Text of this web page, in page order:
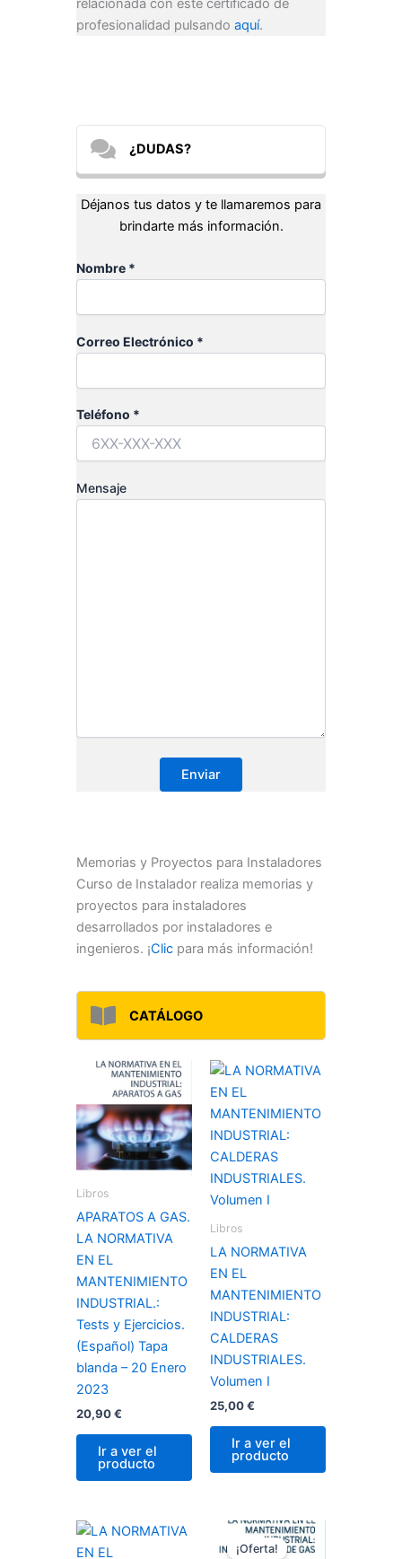
profesionalidad pulsando aquí.
¿DUDAS?
Déjanos tus datos y te llamaremos para
brindarte más información.
Nombre *
Correo Electrónico *
Teléfono *
Mensaje
Memorias y Proyectos para Instaladores
Curso de Instalador realiza memorias y
proyectos para instaladores
desarrollados por instaladores e
ingenieros. ¡Clic para más información!
CATÁLOGO
Libros
APARATOS A GAS.
LA NORMATIVA
EN EL
MANTENIMIENTO
INDUSTRIAL.:
Tests y Ejercicios.
(Español) Tapa
blanda – 20 Enero
2023
20,90€
Ir a ver el
producto
Libros
LA NORMATIVA
EN EL
MANTENIMIENTO
INDUSTRIAL:
CALDERAS
INDUSTRIALES.
Volumen I
25,00€
Ir a ver el
producto
¡Oferta!
El
precio
El
precio